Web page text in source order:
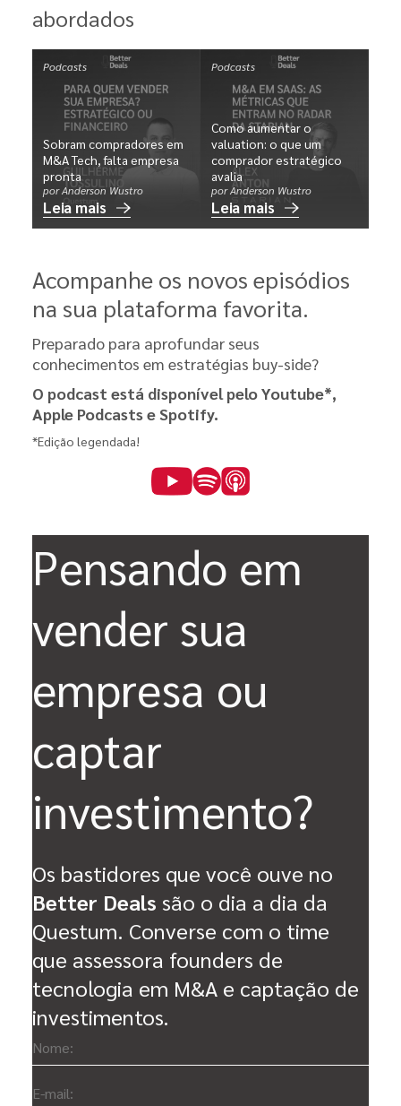
abordados
Podcasts
Sobram compradores em
M&A Tech, falta empresa
pronta
por Anderson Wustro
Leia mais
Podcasts
Como aumentar o
valuation: o que um
comprador estratégico
avalia
por Anderson Wustro
Leia mais
Acompanhe os novos episódios
na sua plataforma favorita.
Preparado para aprofundar seus
conhecimentos em estratégias buy-side?
O podcast está disponível pelo Youtube*,
Apple Podcasts e Spotify.
*Edição legendada!
Pensando em
vender sua
empresa ou
captar
investimento?
Os bastidores que você ouve no
Better Deals são o dia a dia da
Questum. Converse com o time
que assessora founders de
tecnologia em M&A e captação de
investimentos.